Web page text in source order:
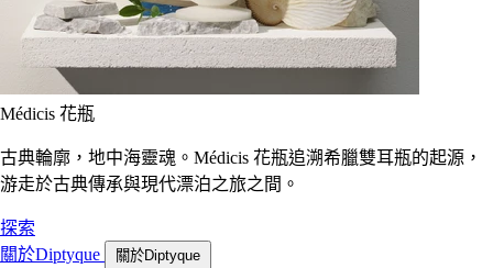
Médicis 花瓶
古典輪廓，地中海靈魂。Médicis 花瓶追溯希臘雙耳瓶的起源，
游走於古典傳承與現代漂泊之旅之間。
探索
關於Diptyque
關於Diptyque